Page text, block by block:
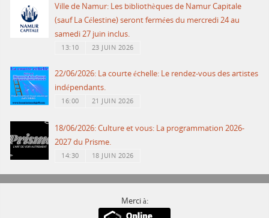
Ville de Namur: Les bibliothèques de Namur Capitale
(sauf La Célestine) seront fermées du mercredi 24 au
samedi 27 juin inclus.
13:10 23 JUIN 2026
22/06/2026: La courte échelle: Le rendez-vous des artistes
indépendants.
16:00 21 JUIN 2026
18/06/2026: Culture et vous: La programmation 2026-
2027 du Prisme.
14:30 18 JUIN 2026
Merci à: